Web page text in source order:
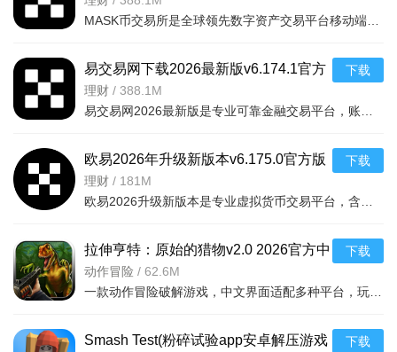
易交易网下载2026最新版v6.174.1官方
版
理财 / 388.1M
下载
欧易2026年升级新版本v6.175.0官方版
理财 / 181M
下载
拉伸亨特：原始的猎物v2.0 2026官方中
文版
动作冒险 / 62.6M
下载
Smash Test(粉碎试验app安卓解压游戏
下载